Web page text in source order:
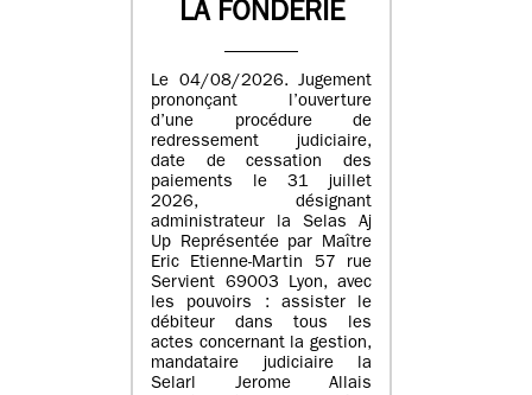
LA FONDERIE
Le 04/08/2026. Jugement
prononçant l’ouverture
d’une procédure de
redressement judiciaire,
date de cessation des
paiements le 31 juillet
2026, désignant
administrateur la Selas Aj
Up Représentée par Maître
Eric Etienne-Martin 57 rue
Servient 69003 Lyon, avec
les pouvoirs : assister le
débiteur dans tous les
actes concernant la gestion,
mandataire judiciaire la
Selarl Jerome Allais